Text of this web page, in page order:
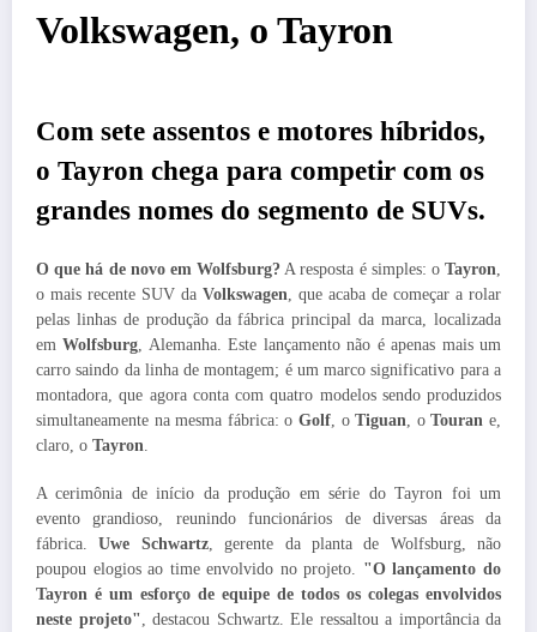
Volkswagen, o Tayron
Com sete assentos e motores híbridos,
o Tayron chega para competir com os
grandes nomes do segmento de SUVs.
O que há de novo em Wolfsburg? A resposta é simples: o Tayron,
o mais recente SUV da Volkswagen, que acaba de começar a rolar
pelas linhas de produção da fábrica principal da marca, localizada
emWolfsburg, Alemanha. Este lançamento não é apenas mais um
carro saindo da linha de montagem; é um marco significativo para a
montadora, que agora conta com quatro modelos sendo produzidos
simultaneamente na mesma fábrica: o Golf, oTiguan, oTouran e,
claro, o Tayron.
A cerimônia de início da produção em série do Tayron foi um
evento grandioso, reunindo funcionários de diversas áreas da
fábrica.Uwe Schwartz, gerente da planta de Wolfsburg, não
poupou elogios ao time envolvido no projeto. "O lançamento do
Tayron é um esforço de equipe de todos os colegas envolvidos
neste projeto", destacou Schwartz. Ele ressaltou a importância da